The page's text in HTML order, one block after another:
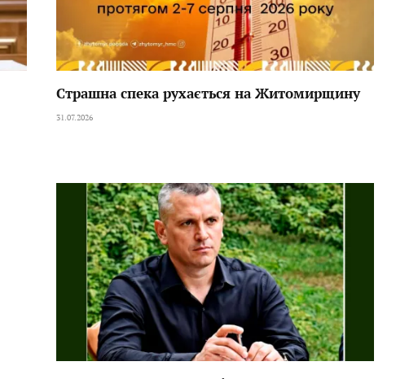
Страшна спека рухається на Житомирщину
31.07.2026